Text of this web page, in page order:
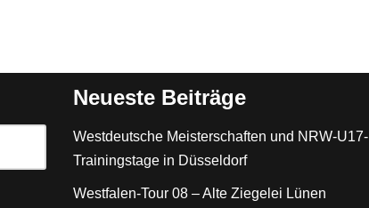
Neueste Beiträge
Westdeutsche Meisterschaften und NRW-U17-
Trainingstage in Düsseldorf
Westfalen-Tour 08 – Alte Ziegelei Lünen